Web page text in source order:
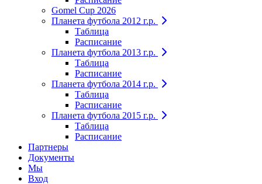
Gomel Cup 2026
Планета футбола 2012 г.р.
Таблица
Расписание
Планета футбола 2013 г.р.
Таблица
Расписание
Планета футбола 2014 г.р.
Таблица
Расписание
Планета футбола 2015 г.р.
Таблица
Расписание
Партнеры
Документы
Мы
Вход